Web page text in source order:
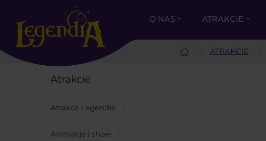
O NAS ATRAKCIE
ATRAKCIE
Atrakcie
Atrakce Legendie
Animacje i show